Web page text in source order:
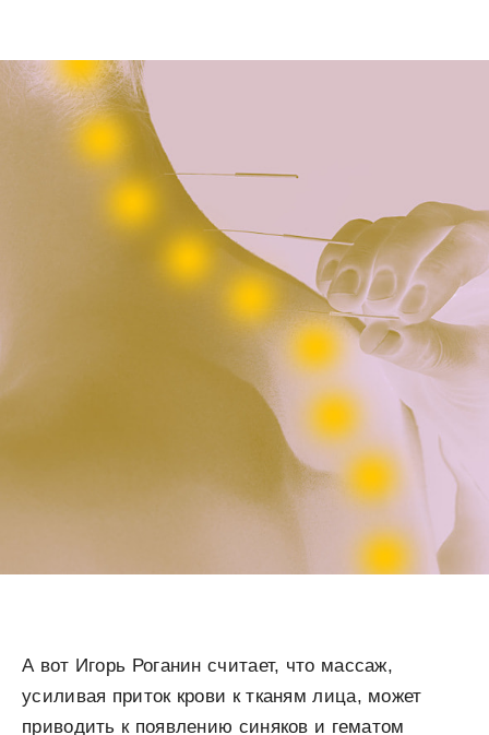
А вот Игорь Роганин считает, что массаж,
усиливая приток крови к тканям лица, может
приводить к появлению синяков и гематом